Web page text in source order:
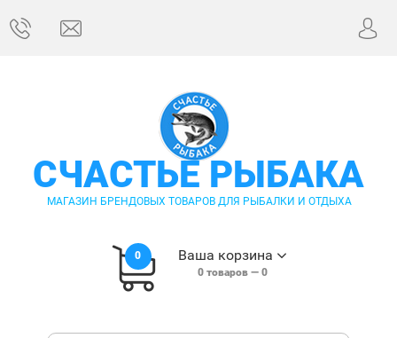
СЧАСТЬЕ РЫБАКА
МАГАЗИН БРЕНДОВЫХ ТОВАРОВ ДЛЯ РЫБАЛКИ И ОТДЫХА
0 Ваша корзина
0товаров — 0